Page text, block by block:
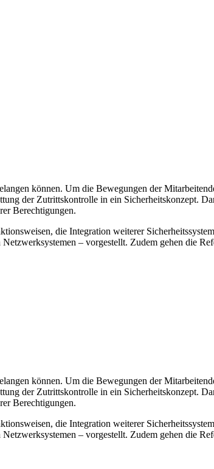
können. Um die Bewegungen der
der Zutrittskontrolle in ein Sicherheitskonzept.
Berechtigungen.
die Integration weiterer
– vorgestellt. Zudem gehen die
können. Um die Bewegungen der
der Zutrittskontrolle in ein Sicherheitskonzept.
Berechtigungen.
die Integration weiterer
– vorgestellt. Zudem gehen die